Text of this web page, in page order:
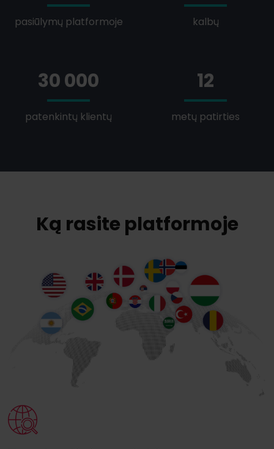
pasiūlymų platformoje kalbų
30 000
patenkintų klientų
12
metų patirties
Ką rasite platformoje